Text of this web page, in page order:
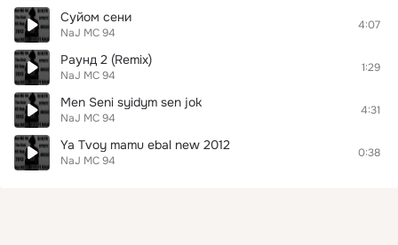
Суйом сени
NaJ MC 94
4:07
Раунд 2 (Remix)
NaJ MC 94
1:29
Men Seni syidym sen jok
NaJ MC 94
4:31
Ya Tvoy mamu ebal nеw 2012
NaJ MC 94
0:38